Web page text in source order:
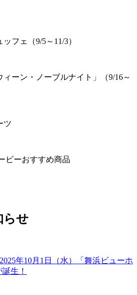
フェ（9/5～11/3）
ーン・ノーブルナイト」（9/16～
ツ
ビーおすすめ商品
らせ
年10月1日（水）「舞浜ビューホ
生！